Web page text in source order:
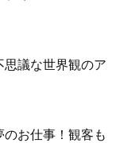
議な世界観のア
お仕事！観客も